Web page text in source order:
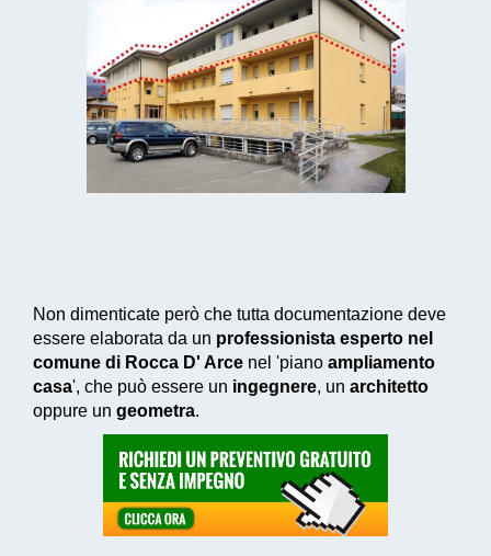
Non dimenticate però che tutta documentazione deve
essere elaborata da un professionista esperto nel
comune di Rocca D' Arce nel 'piano ampliamento
casa', che può essere un ingegnere, un architetto
oppure un geometra.